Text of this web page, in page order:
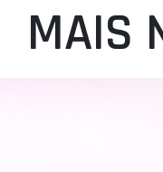
MAIS